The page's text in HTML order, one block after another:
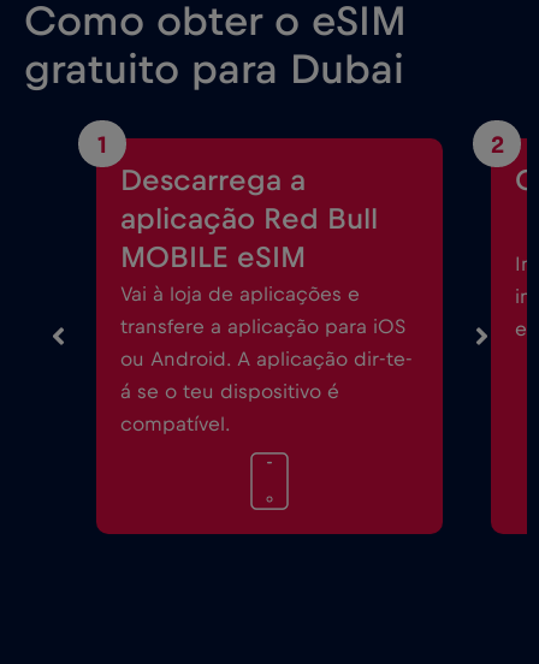
Como obter o eSIM
gratuito para Dubai
1
Descarrega a
aplicação Red Bull
MOBILE eSIM
Vai à loja de aplicações e
transfere a aplicação para iOS
ou Android. A aplicação dir-te-
á se o teu dispositivo é
compatível.
2